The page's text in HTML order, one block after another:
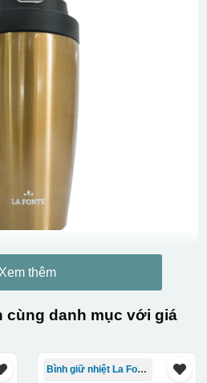
Xem thêm
cùng danh mục với giá
Bình giữ nhiệt La Fonte